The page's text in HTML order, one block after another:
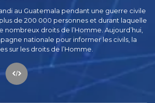
au Guatemala pendant une guerre civile
de 200 000 personnes et durant laquelle
nombreux droits de l’Homme. Aujourd’hui,
nationale pour informer les civils, la
sur les droits de l’Homme.